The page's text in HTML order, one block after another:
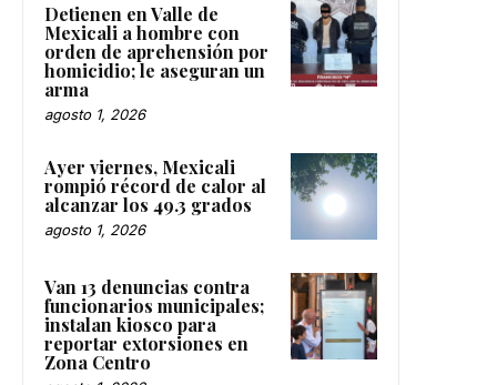
Detienen en Valle de
Mexicali a hombre con
orden de aprehensión por
homicidio; le aseguran un
arma
agosto 1, 2026
Ayer viernes, Mexicali
rompió récord de calor al
alcanzar los 49.3 grados
agosto 1, 2026
Van 13 denuncias contra
funcionarios municipales;
instalan kiosco para
reportar extorsiones en
Zona Centro